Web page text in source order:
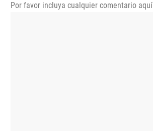
Por favor incluya cualquier comentario aquí